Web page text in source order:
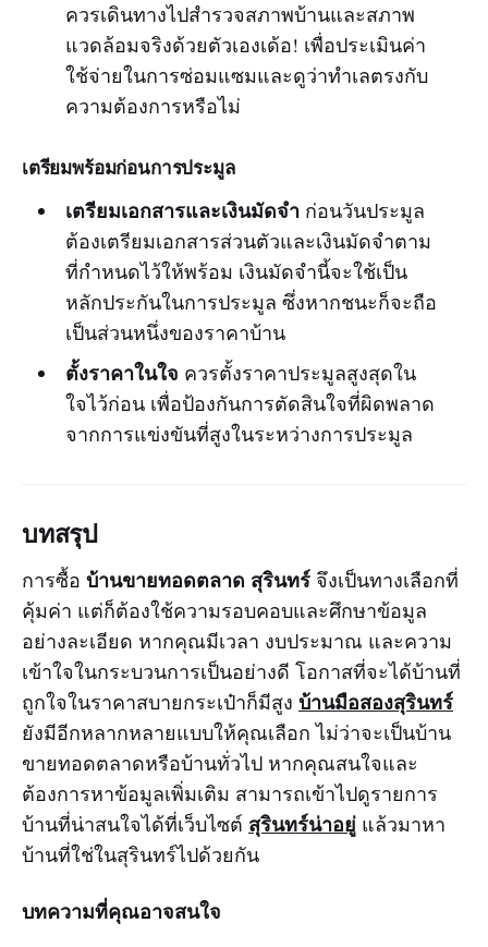
ควรเดินทางไปสำรวจสภาพบ้านและสภาพ
แวดล้อมจริงด้วยตัวเองเด้อ! เพื่อประเมินค่า
ใช้จ่ายในการซ่อมแซมและดูว่าทำเลตรงกับ
ความต้องการหรือไม่
เตรียมพร้อมก่อนการประมูล
เตรียมเอกสารและเงินมัดจำก่อนวันประมูล
ต้องเตรียมเอกสารส่วนตัวและเงินมัดจำตาม
ที่กำหนดไว้ให้พร้อม เงินมัดจำนี้จะใช้เป็น
หลักประกันในการประมูล ซึ่งหากชนะก็จะถือ
เป็นส่วนหนึ่งของราคาบ้าน
ตั้งราคาในใจ ควรตั้งราคาประมูลสูงสุดใน
ใจไว้ก่อน เพื่อป้องกันการตัดสินใจที่ผิดพลาด
จากการแข่งขันที่สูงในระหว่างการประมูล
บทสรุป
การซื้อ บ้านขายทอดตลาด สุรินทร์ จึงเป็นทางเลือกที่
คุ้มค่า แต่ก็ต้องใช้ความรอบคอบและศึกษาข้อมูล
อย่างละเอียด หากคุณมีเวลา งบประมาณ และความ
เข้าใจในกระบวนการเป็นอย่างดี โอกาสที่จะได้บ้านที่
ถูกใจในราคาสบายกระเป๋าก็มีสูง บ้านมือสองสุรินทร์
ยังมีอีกหลากหลายแบบให้คุณเลือก ไม่ว่าจะเป็นบ้าน
ขายทอดตลาดหรือบ้านทั่วไป หากคุณสนใจและ
ต้องการหาข้อมูลเพิ่มเติม สามารถเข้าไปดูรายการ
บ้านที่น่าสนใจได้ที่เว็บไซต์ สุรินทร์น่าอยู่ แล้วมาหา
บ้านที่ใช่ในสุรินทร์ไปด้วยกัน
บทความที่คุณอาจสนใจ